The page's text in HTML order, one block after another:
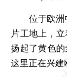
位于欧洲
片工地上，
扬起了黄色的
这里正在兴建